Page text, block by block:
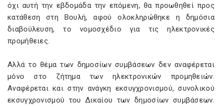
όχι αυτή την εβδομάδα την επόμενη, θα προωθηθεί προς
κατάθεση στη Βουλή, αφού ολοκληρώθηκε η δημόσια
διαβούλευση, το νομοσχέδιο για τις ηλεκτρονικές
προμήθειες.
Αλλά το θέμα των δημοσίων συμβάσεων δεν αναφέρεται
μόνο στο ζήτημα των ηλεκτρονικών προμηθειών.
Αναφέρεται και στην ανάγκη εκσυγχρονισμού, συνολικού
εκσυγχρονισμού του Δικαίου των δημοσίων συμβάσεων.